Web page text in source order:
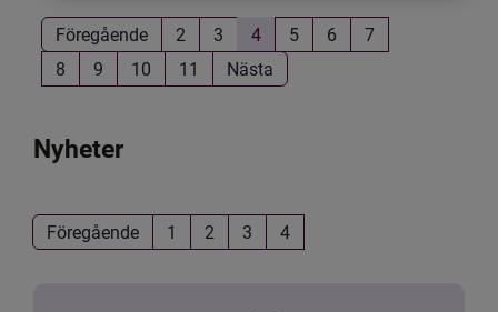
Föregående 2 3 4 5 6
7
8
9 10 11 Nästa
Nyheter
Föregående 1 2 3 4